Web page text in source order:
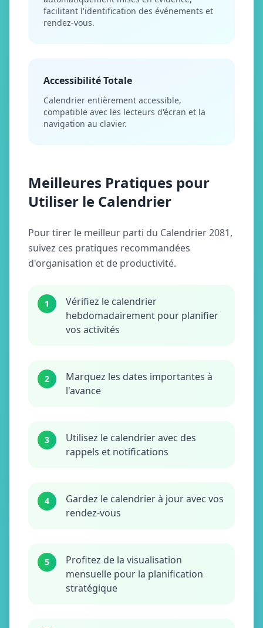
facilitant l'identification des événements et
rendez-vous.
Accessibilité Totale
Calendrier entièrement accessible,
compatible avec les lecteurs d'écran et la
navigation au clavier.
Meilleures Pratiques pour
Utiliser le Calendrier
Pour tirer le meilleur parti du Calendrier 2081,
suivez ces pratiques recommandées
d'organisation et de productivité.
1
Vérifiez le calendrier
hebdomadairement pour planifier
vos activités
2
Marquez les dates importantes à
l'avance
3
Utilisez le calendrier avec des
rappels et notifications
4
Gardez le calendrier à jour avec vos
rendez-vous
5
Profitez de la visualisation
mensuelle pour la planification
stratégique